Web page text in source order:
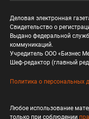
Деловая электронная
Свидетельство о
Выдано федеральной
коммуникаций.
Учредитель ООО «Бизнес
Шеф-редактор (главный
Политика о персональных
Любое использование
только при соблюдении